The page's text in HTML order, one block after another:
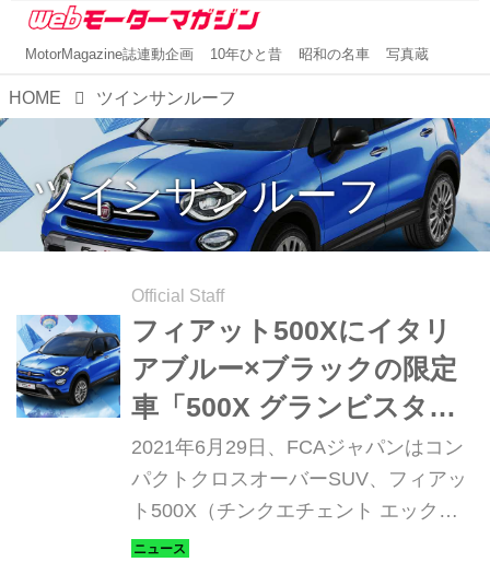
MotorMagazine誌連動企画 10年ひと昔 昭和の名車 写真蔵
HOME ツインサンルーフ
ツインサンルーフ
Official Staff
フィアット500Xにイタリ
アブルー×ブラックの限定
車「500X グランビスタ」
が登場
2021年6月29日、FCAジャパンはコン
パクトクロスオーバーSUV、フィアッ
ト500X（チンクエチェント エック
ス）に限定車「500X グランビスタ